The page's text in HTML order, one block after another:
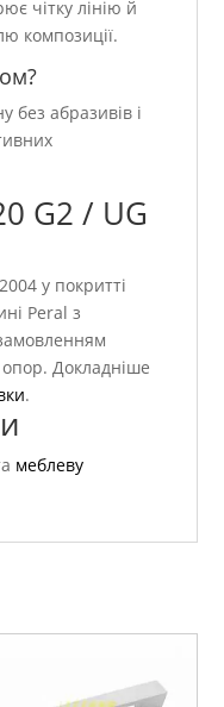
чітку лінію й
композиції.
без абразивів і
G2 / UG
у покритті
Peral з
Докладніше
.
меблеву